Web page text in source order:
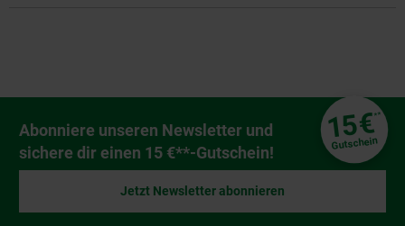
Newsletter Anmeldung
Abonniere unseren Newsletter und
sichere dir einen 15 €**-Gutschein!
15€**
Gutschein
Jetzt Newsletter abonnieren